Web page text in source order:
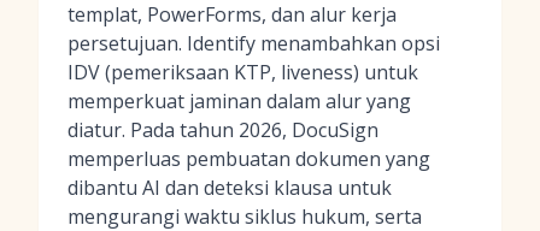
templat, PowerForms, dan alur kerja
persetujuan. Identify menambahkan opsi
IDV (pemeriksaan KTP, liveness) untuk
memperkuat jaminan dalam alur yang
diatur. Pada tahun 2026, DocuSign
memperluas pembuatan dokumen yang
dibantu AI dan deteksi klausa untuk
mengurangi waktu siklus hukum, serta